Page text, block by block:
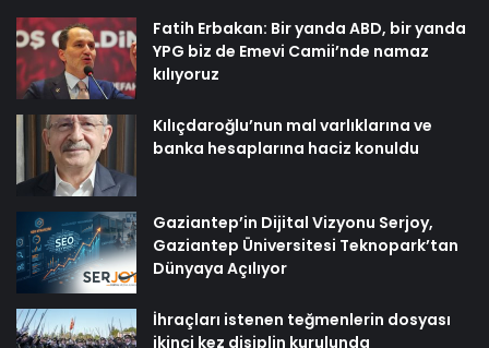
Fatih Erbakan: Bir yanda ABD, bir yanda
YPG biz de Emevi Camii’nde namaz
kılıyoruz
Kılıçdaroğlu’nun mal varlıklarına ve
banka hesaplarına haciz konuldu
Gaziantep’in Dijital Vizyonu Serjoy,
Gaziantep Üniversitesi Teknopark’tan
Dünyaya Açılıyor
İhraçları istenen teğmenlerin dosyası
ikinci kez disiplin kurulunda